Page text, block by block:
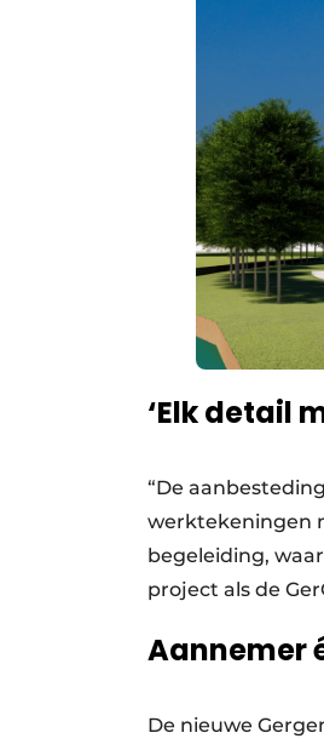
‘Elk detail
“De
werktekeningen
begeleiding,
project als de
Aannemer
De nieuwe